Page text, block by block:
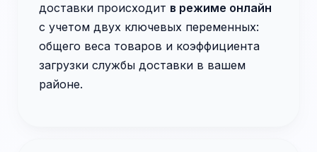
доставки происходит в режиме онлайн
с учетом двух ключевых переменных:
общего веса товаров и коэффициента
загрузки службы доставки в вашем
районе.